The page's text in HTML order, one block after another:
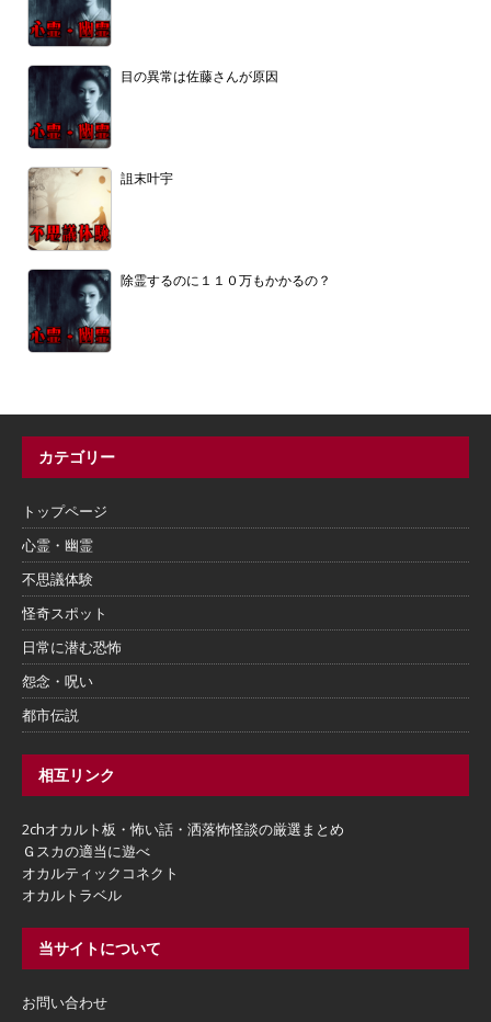
目の異常は佐藤さんが原因
詛末叶宇
除霊するのに１１０万もかかるの？
カテゴリー
トップページ
心霊・幽霊
不思議体験
怪奇スポット
日常に潜む恐怖
怨念・呪い
都市伝説
相互リンク
2chオカルト板・怖い話・洒落怖怪談の厳選まとめ
Ｇスカの適当に遊べ
オカルティックコネクト
オカルトラベル
当サイトについて
お問い合わせ